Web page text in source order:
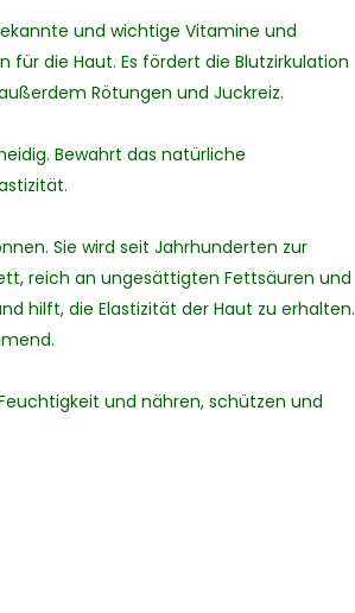
und wichtige Vitamine und
die Haut. Es fördert die Blutzirkulation
Rötungen und Juckreiz.
Bewahrt das natürliche
Sie wird seit Jahrhunderten zur
reich an ungesättigten Fettsäuren und
hilft, die Elastizität der Haut zu erhalten.
und nähren, schützen und